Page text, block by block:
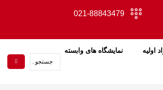
021-88843479
اولیه نمایشگاه های وابسته